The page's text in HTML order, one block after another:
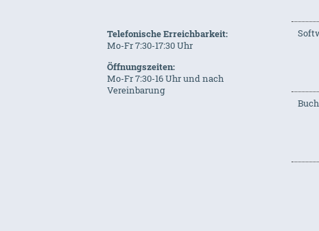
Telefonische Erreichbarkeit:
Mo-Fr 7:30-17:30 Uhr
Öffnungszeiten:
Mo-Fr 7:30-16 Uhr und nach
Vereinbarung